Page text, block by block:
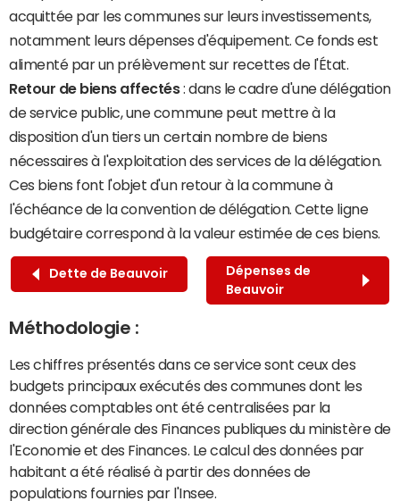
acquittée par les communes sur leurs investissements,
notamment leurs dépenses d'équipement. Ce fonds est
alimenté par un prélèvement sur recettes de l'État.
Retour de biens affectés: dans le cadre d'une délégation
de service public, une commune peut mettre à la
disposition d'un tiers un certain nombre de biens
nécessaires à l'exploitation des services de la délégation.
Ces biens font l'objet d'un retour à la commune à
l'échéance de la convention de délégation. Cette ligne
budgétaire correspond à la valeur estimée de ces biens.
Dette de Beauvoir
Dépenses de
Beauvoir
Méthodologie :
Les chiffres présentés dans ce service sont ceux des
budgets principaux exécutés des communes dont les
données comptables ont été centralisées par la
direction générale des Finances publiques du ministère de
l'Economie et des Finances. Le calcul des données par
habitant a été réalisé à partir des données de
populations fournies par l'Insee.